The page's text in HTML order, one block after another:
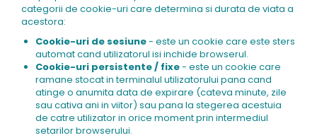
categorii de cookie-uri care determina si durata de viata a
acestora:
Cookie-uri de sesiune- este un cookie care este sters
automat cand utilizatorul isi inchide browserul.
Cookie-uri persistente / fixe- este un cookie care
ramane stocat in terminalul utilizatorului pana cand
atinge o anumita data de expirare (cateva minute, zile
sau cativa ani in viitor) sau pana la stegerea acestuia
de catre utilizator in orice moment prin intermediul
setarilor browserului.